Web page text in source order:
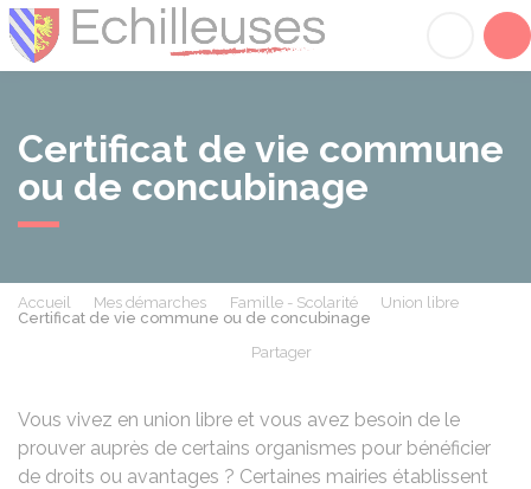
Certificat de vie commune
ou de concubinage
Accueil Mes démarches Famille - Scolarité
Union libre
Certificat de vie commune ou de concubinage
Partager
Vous vivez en union libre et vous avez besoin de le
prouver auprès de certains organismes pour bénéficier
de droits ou avantages ? Certaines mairies établissent